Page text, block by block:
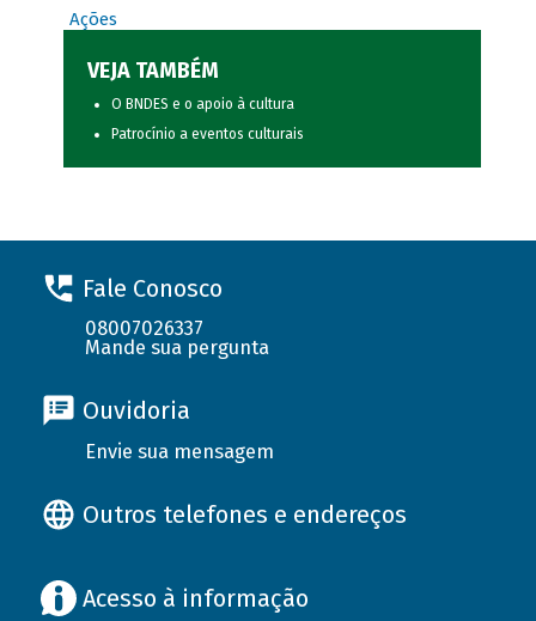
Ações
VEJA TAMBÉM
O BNDES e o apoio à cultura
Patrocínio a eventos culturais
Fale Conosco
08007026337
Mande sua pergunta
Ouvidoria
Envie sua mensagem
Outros telefones e endereços
Acesso à informação